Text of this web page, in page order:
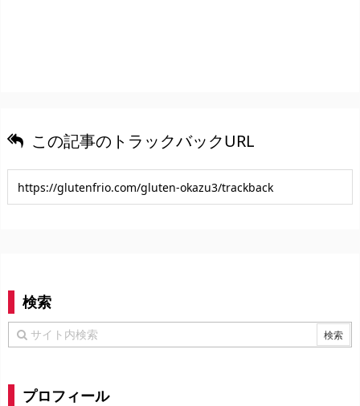
この記事のトラックバックURL
検索
プロフィール